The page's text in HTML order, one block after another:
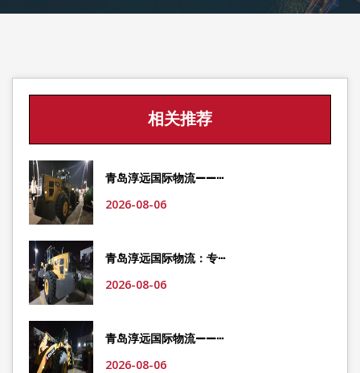
相关推荐
青岛淳远国际物流——···
2026-08-06
青岛淳远国际物流：专···
2026-08-06
青岛淳远国际物流——···
2026-08-06